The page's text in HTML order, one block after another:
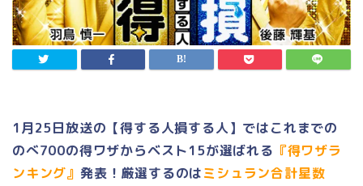
1月25日放送の【得する人損する人】 ではこれまでの
のべ700の得ワザからベスト15が選ばれる 『得ワザラ
ンキング』 発表！ 厳選するのはミシュラン合計星数